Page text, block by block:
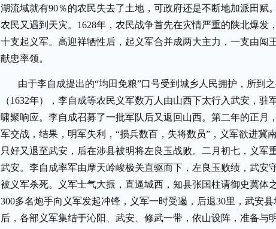
湖流域就有90％的农民失去了土地，可政府还是不断地加派田赋
农民又遇到天灾。 1628年，农民战争首先在灾情严重的陕北爆发
十支起义军。高迎祥牺性后，起义军合并成两大主力，一支由闯
献忠率领。
由于李自成提出的“均田免粮”口号受到城乡人民拥护，所到
（1632年），李自成等农民义军数万人由山西下太行入武安，驻
啸聚响应。李自成召募了一批军队后又返回山西。第二年的正月
军交战，结果，明军失利，“损兵数百，失将数员”，义军欲进冀
只好又退至武安，后在涉县被明将左良玉战败。二月初七，义军
武安。李自成率军由摩天岭峻极关直驱而下，左良玉败绩，武安
被义军杀死。义军士气大振，直逼城西，知县张国柱请御史冀体
300多名炮手向义军发起冲锋，义军一时受遏，后退30里，武安
后，各部义军集结于沁阳、武安、修武一带，依山设阵，准备与